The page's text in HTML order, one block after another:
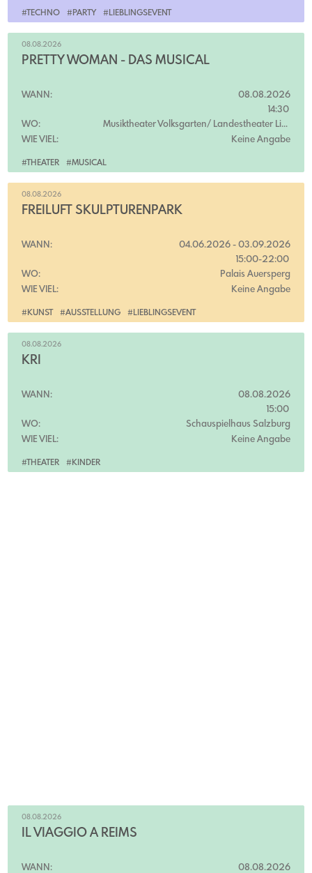
#TECHNO #PARTY #LIEBLINGSEVENT
#THEATER #MUSICAL
08.08.2026
PRETTY WOMAN - DAS MUSICAL
WANN:
08.08.2026
14:30
WO:
Musiktheater Volksgarten/ Landestheater Linz
WIE VIEL:
Keine Angabe
#KUNST #AUSSTELLUNG #LIEBLINGSEVENT
08.08.2026
FREILUFT SKULPTURENPARK
WANN: 04.06.2026- 03.09.2026
15:00-22:00
WO:
Palais Auersperg
WIE VIEL:
Keine Angabe
#THEATER #KINDER
08.08.2026
KRI
WANN:
08.08.2026
15:00
WO:
Schauspielhaus Salzburg
WIE VIEL:
Keine Angabe
08.08.2026
IL VIAGGIO A REIMS
WANN:
08.08.2026